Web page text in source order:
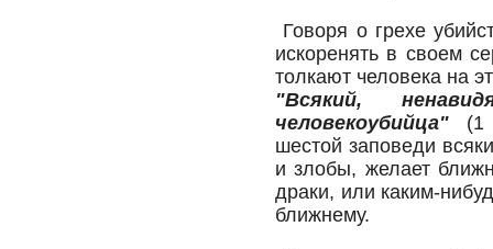
Говоря о грехе
искоренять в своем
толкают человека на
"Всякий,
человекоубийца" (1
шестой заповеди
и злобы, желает
драки, или каким-
ближнему.